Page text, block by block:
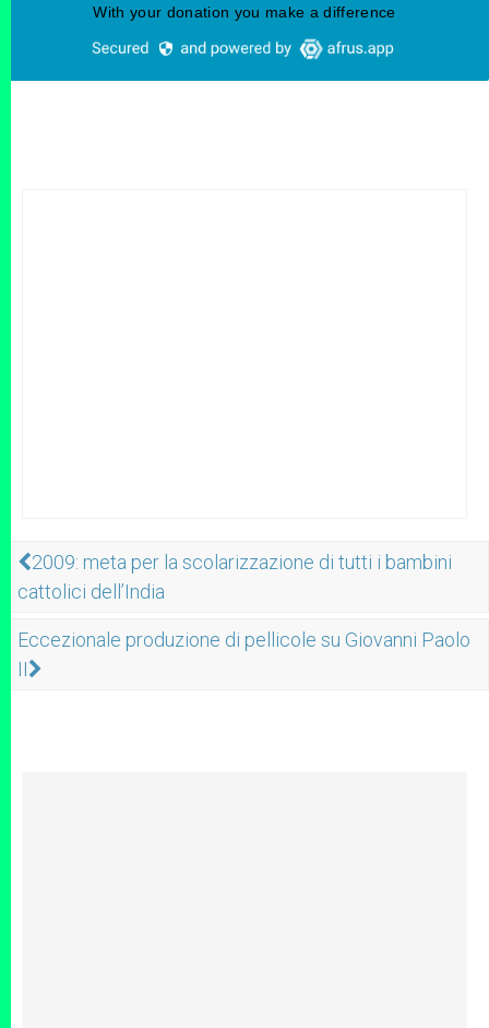
2009: meta per la scolarizzazione di tutti i bambini
cattolici dell’India
Eccezionale produzione di pellicole su Giovanni Paolo
II